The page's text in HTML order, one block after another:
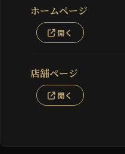
ホームページ
開く
店舗ページ
開く